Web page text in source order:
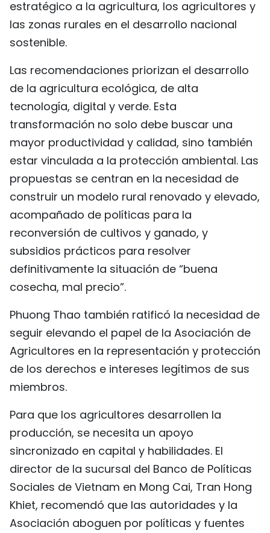
estratégico a la agricultura, los agricultores y
las zonas rurales en el desarrollo nacional
sostenible.
Las recomendaciones priorizan el desarrollo
de la agricultura ecológica, de alta
tecnología, digital y verde. Esta
transformación no solo debe buscar una
mayor productividad y calidad, sino también
estar vinculada a la protección ambiental. Las
propuestas se centran en la necesidad de
construir un modelo rural renovado y elevado,
acompañado de políticas para la
reconversión de cultivos y ganado, y
subsidios prácticos para resolver
definitivamente la situación de “buena
cosecha, mal precio”.
Phuong Thao también ratificó la necesidad de
seguir elevando el papel de la Asociación de
Agricultores en la representación y protección
de los derechos e intereses legítimos de sus
miembros.
Para que los agricultores desarrollen la
producción, se necesita un apoyo
sincronizado en capital y habilidades. El
director de la sucursal del Banco de Políticas
Sociales de Vietnam en Mong Cai, Tran Hong
Khiet, recomendó que las autoridades y la
Asociación aboguen por políticas y fuentes